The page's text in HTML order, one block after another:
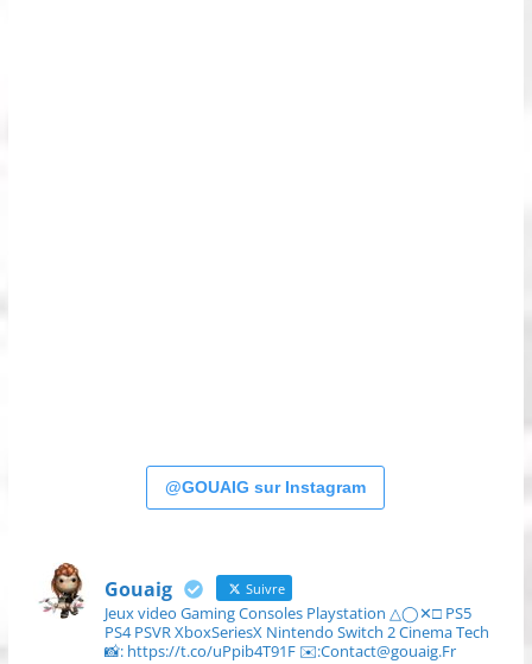
@GOUAIG sur Instagram
Gouaig Suivre
Jeux video Gaming Consoles Playstation △◯✕□ PS5
PS4 PSVR XboxSeriesX Nintendo Switch 2 Cinema Tech
📸: https://t.co/uPpib4T91F ✉️:Contact@gouaig.Fr